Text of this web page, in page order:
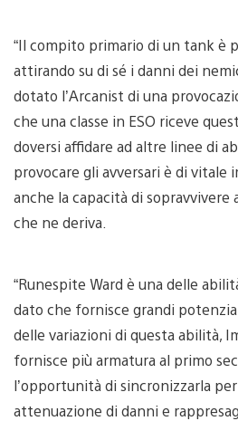
“Il compito primario di un tank è
attirando su di sé i danni dei
dotato l’Arcanist di una
che una classe in ESO riceve
doversi affidare ad altre linee di
provocare gli avversari è di vitale
anche la capacità di sopravvivere
che ne deriva.
“Runespite Ward è una delle
dato che fornisce grandi
delle variazioni di questa abilità,
fornisce più armatura al primo
l’opportunità di sincronizzarla
attenuazione di danni e